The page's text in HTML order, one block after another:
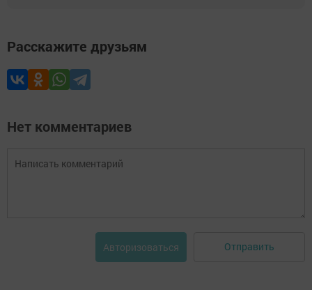
Расскажите друзьям
Нет комментариев
Авторизоваться Отправить